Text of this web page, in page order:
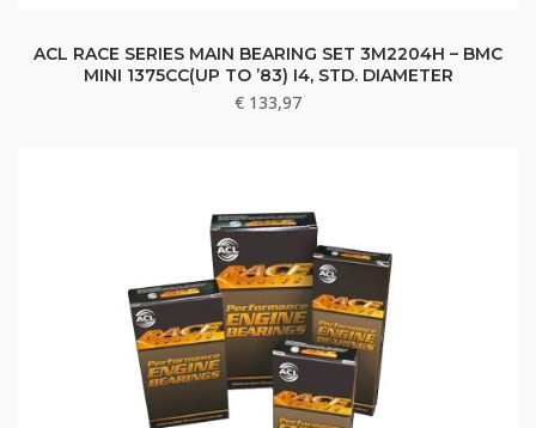
ACL RACE SERIES MAIN BEARING SET 3M2204H – BMC
MINI 1375CC(UP TO ’83) I4, STD. DIAMETER
€ 133,97